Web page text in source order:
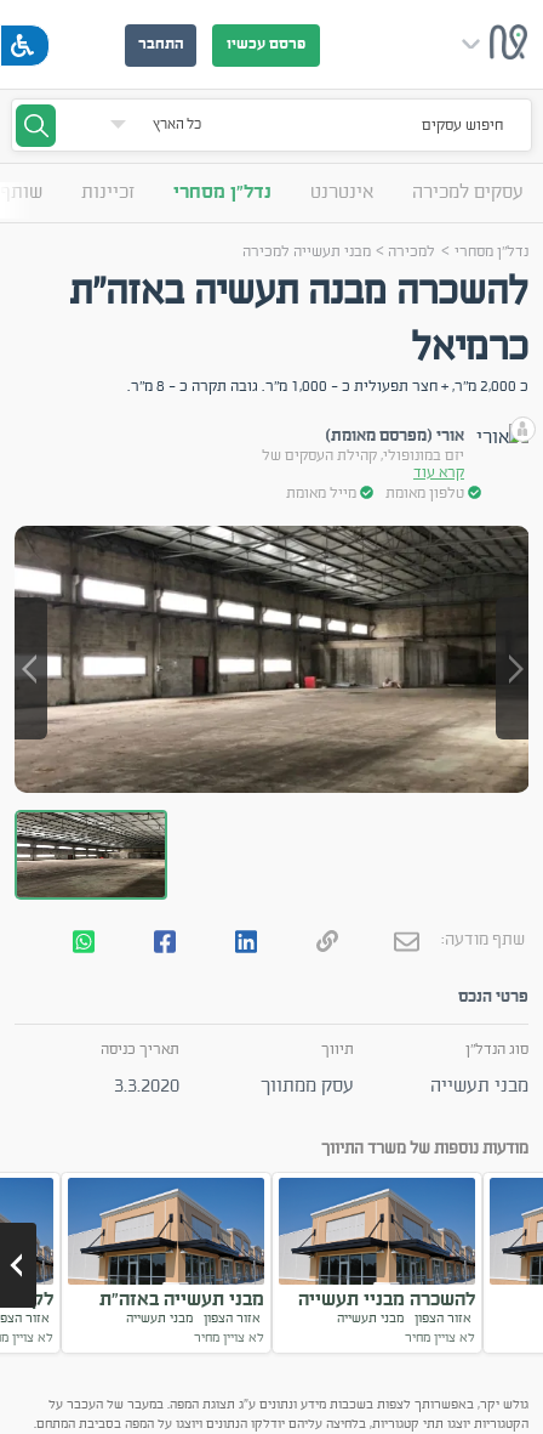
פרסם עכשיו התחבר
חיפוש עסקים
עסקים למכירה אינטרנט נדל"ן מסחרי זכיינות
נדל"ן מסחרי> למכירה >מבני תעשייה למכירה
להשכרה מבנה תעשיה באזה"ת
כרמיאל
כ 2,000 מ"ר, + חצר תפעולית כ - 1,000 מ"ר. גובה תקרה כ - 8 מ"ר.
אורי (מפרסם מאומת)
יזם במונופולי, קהילת העסקים של
קרא עוד
טלפון מאומת
מייל מאומת
שתף מודעה:
פרטי הנכס
סוג הנדל"ן
מבני תעשייה
תיווך
עסק ממתווך
תאריך כניסה
3.3.2020
מודעות נוספות של משרד התיווך
להשכרה מבניי תעשייה
אזור הצפון מבני תעשייה
לא צויין מחיר
מבני תעשייה באזה"ת
קרית ביאליק
אזור הצפון מבני תעשייה
לא צויין מחיר
שני
אזור
לא צויין
גולש יקר, באפשרותך לצפות בשכבות מידע ונתונים ע"ג תצוגת המפה. במעבר של העכבר על
הקטגוריות יוצגו תתי קטגוריות, בלחיצה עליהם יודלקו הנתונים ויוצגו על המפה בסביבת המתחם.